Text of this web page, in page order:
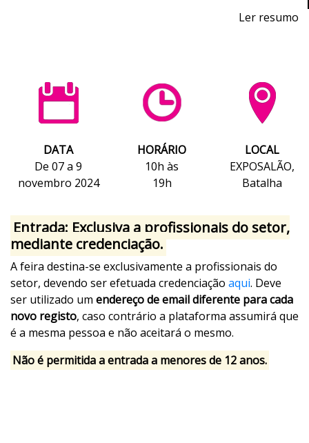
Ler resumo
De 7 a 9 de novembro de 2024 - EXPOSALÃO, Batalha
De quinta a sábado, 10h às 19h
DATA
De 07 a 9
novembro 2024
HORÁRIO
10h às
19h
LOCAL
EXPOSALÃO,
Batalha
Entrada: Exclusiva a profissionais do setor,
mediante credenciação.
A feira destina-se exclusivamente a profissionais do
setor, devendo ser efetuada credenciação aqui. Deve
ser utilizado um endereço de email diferente para cada
novo registo, caso contrário a plataforma assumirá que
é a mesma pessoa e não aceitará o mesmo.
Não é permitida a entrada a menores de 12 anos.